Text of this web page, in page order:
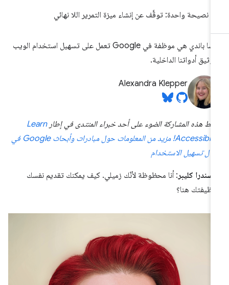
نصيحة واحدة: توقَّف عن إنشاء ميزة التمرير اللا نهائي
إليسا باندي هي موظفة في Google تعمل على تسهيل استخدام الويب
أدواتنا الداخلية.
Alexandra Klepper
هذه المشاركة الضوء على أحد خبراء المنتدى في إطارLearn
مزيد من المعلومات حول مبادرات وأبحاث Google في
تسهيل الاستخدام
كليبر: أنا محظوظة لأنّك زميلي. كيف يمكنك تقديم نفسك
هنا؟